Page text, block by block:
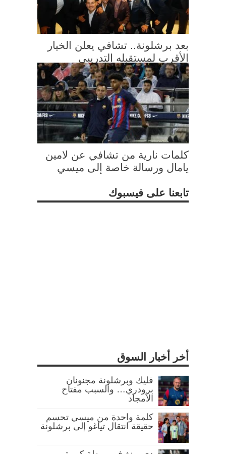
بعد برشلونة.. تشافي يعلن الخيار
الأقرب لمستقبله التدريبي
كلمات نارية من تشافي عن لامين
يامال ورسالة خاصة إلى ميسي
تابعنا على فيسبوك
أخر أخبار السوق
فليك وبرشلونة مجنونان
برودري… والسبب مفتاح
الأمجاد
كلمة واحدة من ميسي تحسم
حقيقة انتقال تياغو إلى برشلونة